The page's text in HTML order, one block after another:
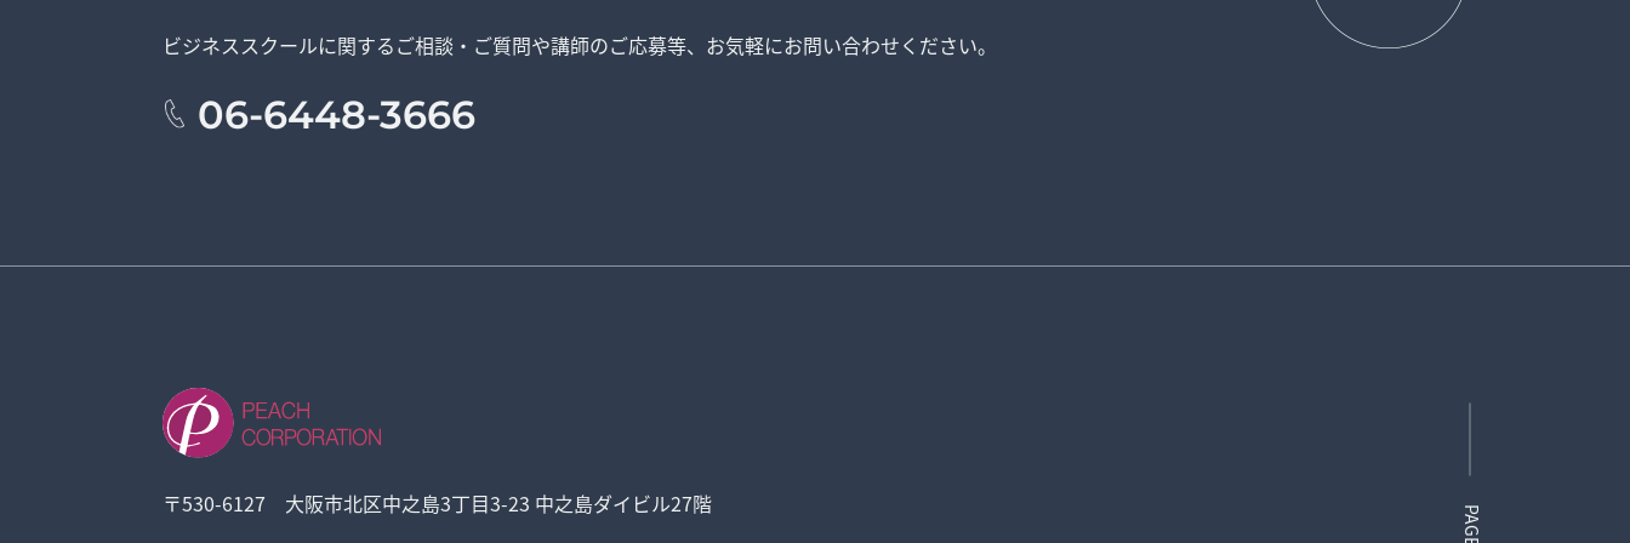
ビジネススクールに関するご相談・ご質問や講師のご応募等、 お気軽にお問い合わせください。
06-6448-3666
〒530-6127 大阪市北区中之島3丁目3-23 中之島ダイビル27階